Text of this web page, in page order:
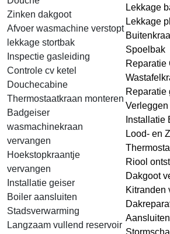
Zinken dakgoot
Afvoer wasmachine verstopt
lekkage stortbak
Inspectie gasleiding
Controle cv ketel
Douchecabine
Thermostaatkraan monteren
Badgeiser
wasmachinekraan
vervangen
Hoekstopkraantje
vervangen
Installatie geiser
Boiler aansluiten
Stadsverwarming
Langzaam vullend reservoir
Lekkage
Lekkage
Spoelbak
Reparatie
Reparatie
Installatie
Lood- en
Riool
Dakgoot
Kitranden